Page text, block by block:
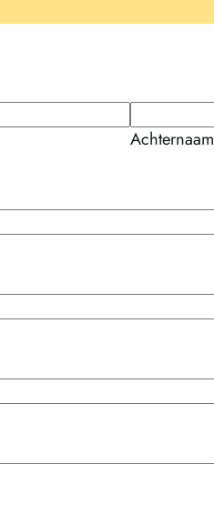
Achternaam